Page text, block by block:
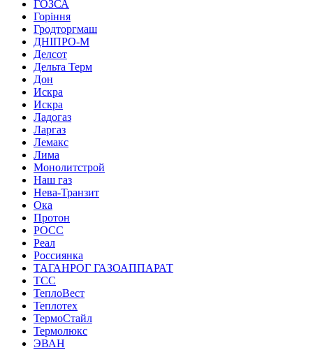
ГОЗСА
Горіння
Гродторгмаш
ДНІПРО-М
Делсот
Дельта Терм
Дон
Искра
Искра
Ладогаз
Ларгаз
Лемакс
Лима
Монолитстрой
Наш газ
Нева-Транзит
Ока
Протон
РОСС
Реал
Россиянка
ТАГАНРОГ ГАЗОАППАРАТ
ТСС
ТеплоВест
Теплотех
ТермоСтайл
Термолюкс
ЭВАН